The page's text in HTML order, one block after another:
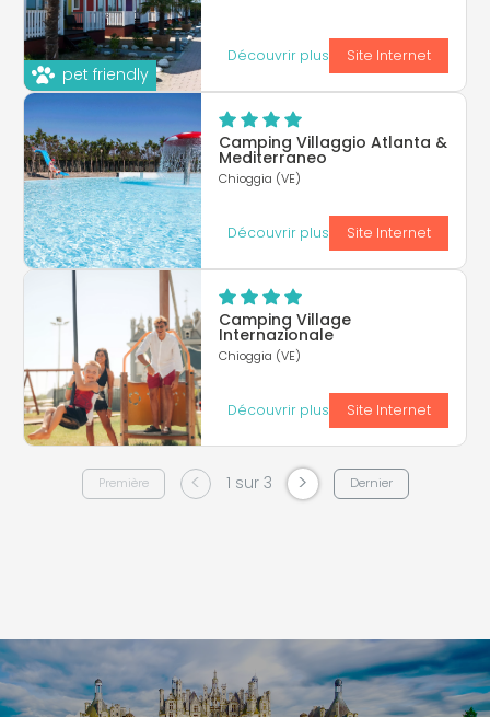
pet friendly
Découvrir plus Site Internet
Camping Villaggio Atlanta &
Mediterraneo
Chioggia (VE)
Découvrir plus Site Internet
Camping Village
Internazionale
Chioggia (VE)
Découvrir plus Site Internet
Première < 1 sur 3 > Dernier